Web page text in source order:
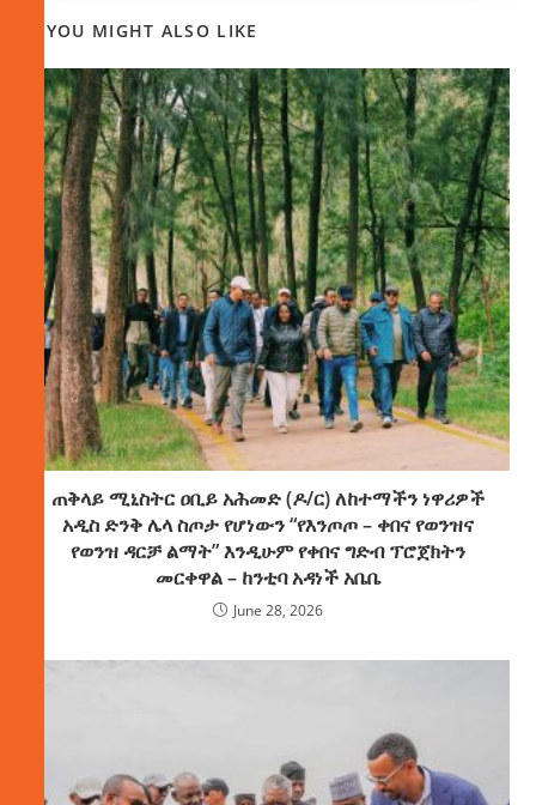
YOU MIGHT ALSO LIKE
ጠቅላይ ሚኒስትር ዐቢይ አሕመድ (ዶ/ር) ለከተማችን ነዋሪዎች
አዲስ ድንቅ ሌላ ስጦታ የሆነውን “የእንጦጦ – ቀበና የወንዝና
የወንዝ ዳርቻ ልማት” እንዲሁም የቀበና ግድብ ፕሮጀክትን
መርቀዋል – ከንቲባ አዳነች አቤቤ
June 28, 2026